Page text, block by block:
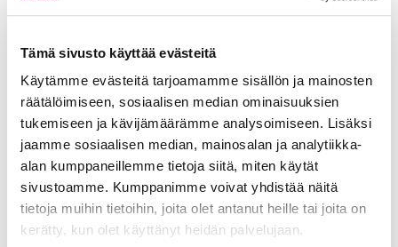
Tämä sivusto käyttää evästeitä
Käytämme evästeitä tarjoamamme sisällön ja mainosten
räätälöimiseen, sosiaalisen median ominaisuuksien
tukemiseen ja kävijämäärämme analysoimiseen. Lisäksi
jaamme sosiaalisen median, mainosalan ja analytiikka-
alan kumppaneillemme tietoja siitä, miten käytät
sivustoamme. Kumppanimme voivat yhdistää näitä
tietoja muihin tietoihin, joita olet antanut heille tai joita on
kerätty, kun olet käyttänyt heidän palvelujaan.
Yleinen
Uutiset 16.2.2024
Sähköinen Lakimiesmatrikkeli sulkeutui
helmikuun 2024 lopussa